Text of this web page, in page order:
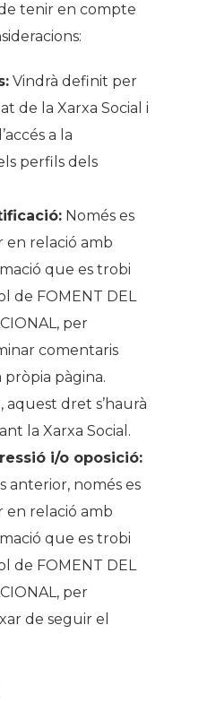
tenir en compte
Vindrà definit per
de la Xarxa Social i
a la
perfils dels
Només es
en relació amb
que es trobi
de FOMENT DEL
per
comentaris
pròpia pàgina.
dret s’haurà
la Xarxa Social.
i/o oposició:
anterior, només es
en relació amb
que es trobi
de FOMENT DEL
per
de seguir el